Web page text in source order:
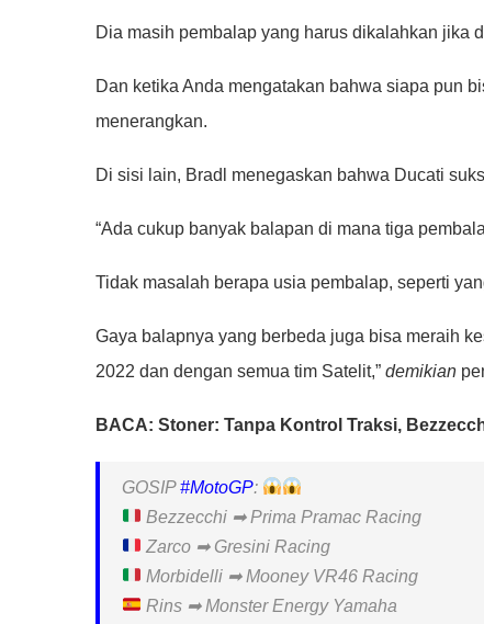
Dia masih pembalap yang harus dikalahkan jika
Dan ketika Anda mengatakan bahwa siapa pun
menerangkan.
Di sisi lain, Bradl menegaskan bahwa Ducati
“Ada cukup banyak balapan di mana tiga
Tidak masalah berapa usia pembalap, seperti
Gaya balapnya yang berbeda juga bisa meraih
2022 dan dengan semua tim Satelit,” demikian
BACA: Stoner: Tanpa Kontrol Traksi,
GOSIP#MotoGP:
Bezzecchi ➡ Prima Pramac Racing
Zarco ➡ Gresini Racing
Morbidelli ➡ Mooney VR46 Racing
Rins ➡ Monster Energy Yamaha